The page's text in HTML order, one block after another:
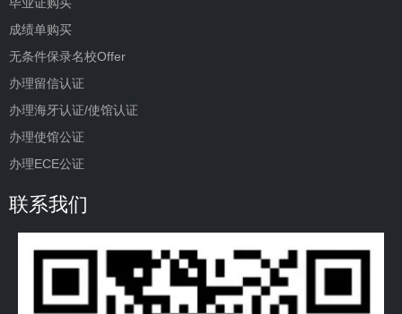
毕业证购买
成绩单购买
无条件保录名校Offer
办理留信认证
办理海牙认证/使馆认证
办理使馆公证
办理ECE公证
联系我们